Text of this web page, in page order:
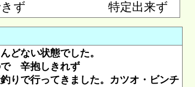
ず
特定出来ず
ない状態でした。
で 辛抱しきれず
で行ってきました。カツオ・ビンチ